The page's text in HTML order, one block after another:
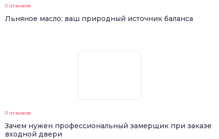
0 отзывов
Льняное масло: ваш природный источник баланса
0 отзывов
Зачем нужен профессиональный замерщик при заказе
входной двери